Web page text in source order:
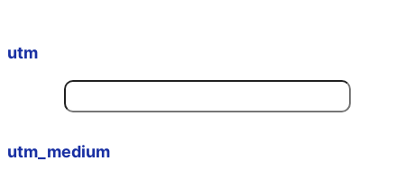
utm
utm_medium